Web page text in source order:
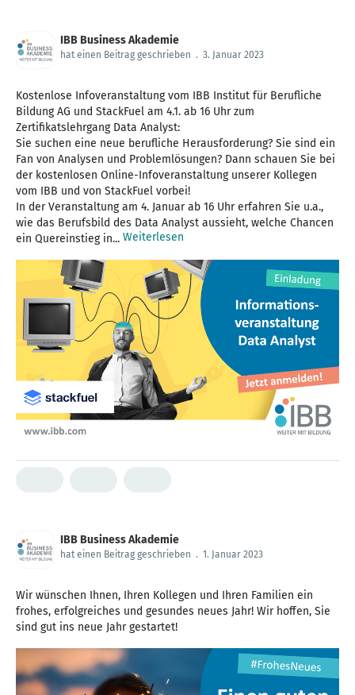
IBB Business Akademie
hat einen Beitrag geschrieben . 3. Januar 2023
Kostenlose Infoveranstaltung vom IBB Institut für Berufliche
Bildung AG und StackFuel am 4.1. ab 16 Uhr zum
Zertifikatslehrgang Data Analyst:
Sie suchen eine neue berufliche Herausforderung? Sie sind ein
Fan von Analysen und Problemlösungen? Dann schauen Sie bei
der kostenlosen Online-Infoveranstaltung unserer Kollegen
vom IBB und von StackFuel vorbei!
In der Veranstaltung am 4. Januar ab 16 Uhr erfahren Sie u.a.,
wie das Berufsbild des Data Analyst aussieht, welche Chancen
ein Quereinstieg in... Weiterlesen
IBB Business Akademie
hat einen Beitrag geschrieben . 1. Januar 2023
Wir wünschen Ihnen, Ihren Kollegen und Ihren Familien ein
frohes, erfolgreiches und gesundes neues Jahr! Wir hoffen, Sie
sind gut ins neue Jahr gestartet!